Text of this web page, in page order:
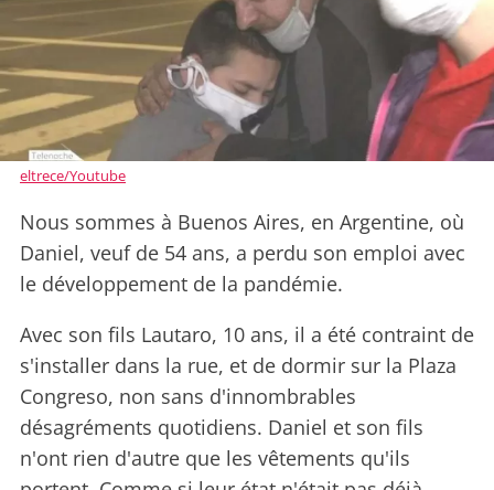
eltrece/Youtube
Nous sommes à Buenos Aires, en Argentine, où
Daniel, veuf de 54 ans, a perdu son emploi avec
le développement de la pandémie.
Avec son fils Lautaro, 10 ans, il a été contraint de
s'installer dans la rue, et de dormir sur la Plaza
Congreso, non sans d'innombrables
désagréments quotidiens. Daniel et son fils
n'ont rien d'autre que les vêtements qu'ils